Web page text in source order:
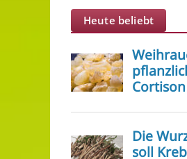
Heute beliebt